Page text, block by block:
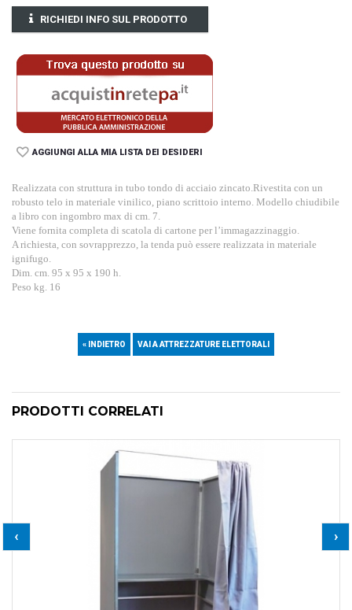
RICHIEDI INFO SUL PRODOTTO
AGGIUNGI ALLA MIA LISTA DEI DESIDERI
Realizzata con struttura in tubo tondo di acciaio zincato.Rivestita con un
robusto telo in materiale vinilico, piano scrittoio interno. Modello chiudibile
a libro con ingombro max di cm. 7.
Viene fornita completa di scatola di cartone per l’immagazzinaggio.
A richiesta, con sovrapprezzo, la tenda può essere realizzata in materiale
ignifugo.
Dim. cm. 95 x 95 x 190 h.
Peso kg. 16
« INDIETRO VAI A ATTREZZATURE ELETTORALI
PRODOTTI CORRELATI
‹ ›